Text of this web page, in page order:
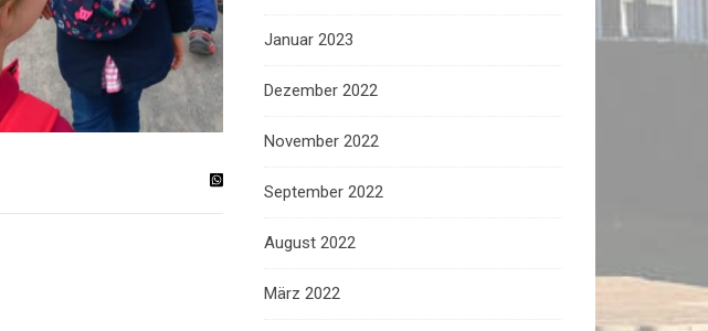
Januar 2023
Dezember 2022
November 2022
September 2022
August 2022
März 2022